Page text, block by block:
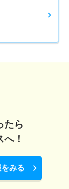
たら
！
みる